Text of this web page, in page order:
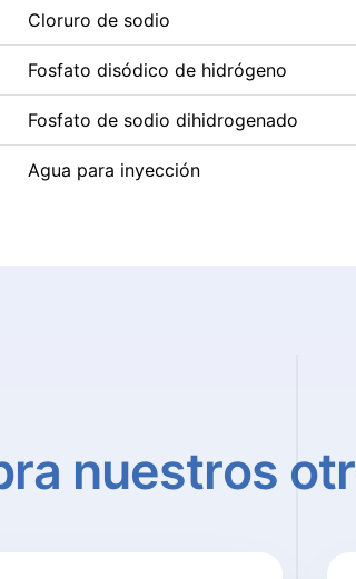
Cloruro de sodio
Fosfato disódico de hidrógeno
Fosfato de sodio dihidrogenado
Agua para inyección
nuestros